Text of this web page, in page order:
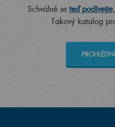
Schválně se teď podívejte
Takový katalog